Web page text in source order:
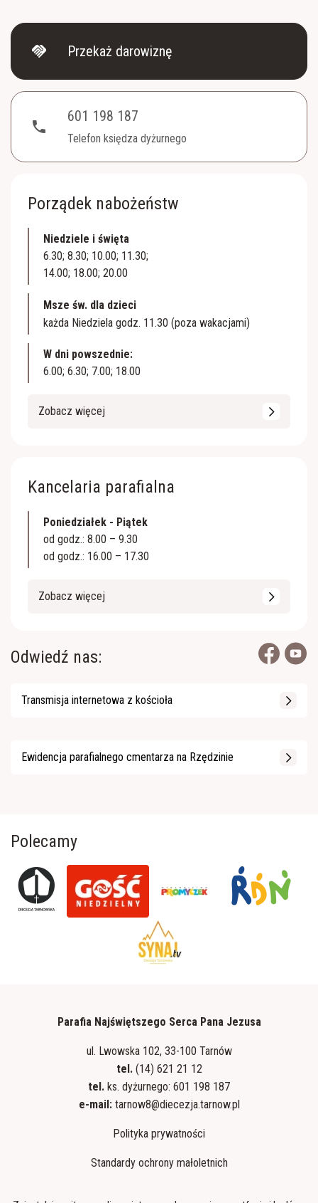
handshake Przekaż darowiznę
phone
601 198 187
Telefon księdza dyżurnego
Porządek nabożeństw
Niedziele i święta
6.30; 8.30; 10.00; 11.30;
14.00; 18.00; 20.00
Msze św. dla dzieci
każda Niedziela godz. 11.30 (poza wakacjami)
W dni powszednie:
6.00; 6.30; 7.00; 18.00
Zobacz więcej
Kancelaria parafialna
Poniedziałek - Piątek
od godz.: 8.00 – 9.30
od godz.: 16.00 – 17.30
Zobacz więcej
Odwiedź nas:
Transmisja internetowa z kościoła
Ewidencja parafialnego cmentarza na Rzędzinie
Polecamy
Parafia Najświętszego Serca Pana Jezusa
ul. Lwowska 102, 33-100 Tarnów
tel. (14) 621 21 12
tel. ks. dyżurnego: 601 198 187
e-mail:tarnow8@diecezja.tarnow.pl
Polityka prywatności
Standardy ochrony małoletnich